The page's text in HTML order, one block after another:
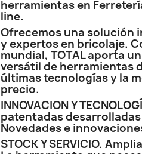
herramientas en
line.
Ofrecemos una solución
y expertos en bricolaje.
mundial, TOTAL aporta
versátil de herramientas
últimas tecnologías y la
precio.
INNOVACION Y
patentadas
Novedades e
STOCK Y SERVICIO.